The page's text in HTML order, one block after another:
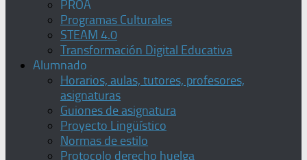
PROA
Programas Culturales
STEAM 4.0
Transformación Digital Educativa
Alumnado
Horarios, aulas, tutores, profesores,
asignaturas
Guiones de asignatura
Proyecto Lingüístico
Normas de estilo
Protocolo derecho huelga